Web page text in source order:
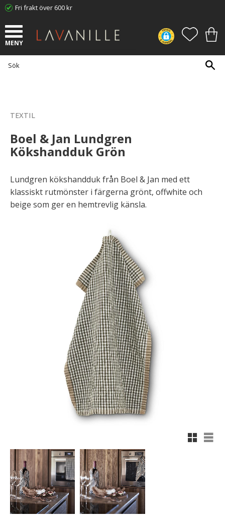
Fri frakt över 600 kr
TEXTIL
Boel & Jan Lundgren
Kökshandduk Grön
Lundgren kökshandduk från Boel & Jan med ett
klassiskt rutmönster i färgerna grönt, offwhite och
beige som ger en hemtrevlig känsla.